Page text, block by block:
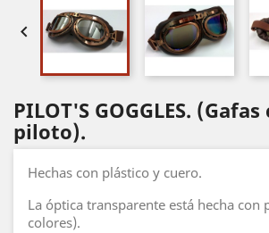

PILOT'S GOGGLES.
piloto).
Hechas con plástico y cuero.
La óptica transparente está hecha con
colores).